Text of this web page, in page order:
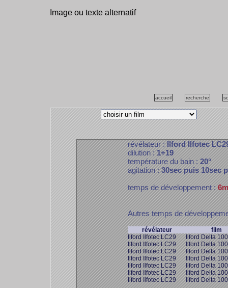
Image ou texte alternatif
accueil recherche
révélateur :Ilford Ilfotec
dilution :1+19
température du bain :20°
agitation :30sec puis 10sec
temps de développement :
Autres temps de
révélateur
film
Ilford Ilfotec LC29
Ilford Delta 100
Ilford Ilfotec LC29
Ilford Delta 100
Ilford Ilfotec LC29
Ilford Delta 100
Ilford Ilfotec LC29
Ilford Delta 100
Ilford Ilfotec LC29
Ilford Delta 100
Ilford Ilfotec LC29
Ilford Delta 100
Ilford Ilfotec LC29
Ilford Delta 100